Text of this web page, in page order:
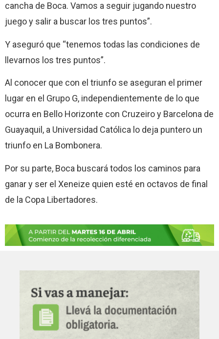
cancha de Boca. Vamos a seguir jugando nuestro
juego y salir a buscar los tres puntos”.
Y aseguró que “tenemos todas las condiciones de
llevarnos los tres puntos”.
Al conocer que con el triunfo se aseguran el primer
lugar en el Grupo G, independientemente de lo que
ocurra en Bello Horizonte con Cruzeiro y Barcelona de
Guayaquil, a Universidad Católica lo deja puntero un
triunfo en La Bombonera.
Por su parte, Boca buscará todos los caminos para
ganar y ser el Xeneize quien esté en octavos de final
de la Copa Libertadores.